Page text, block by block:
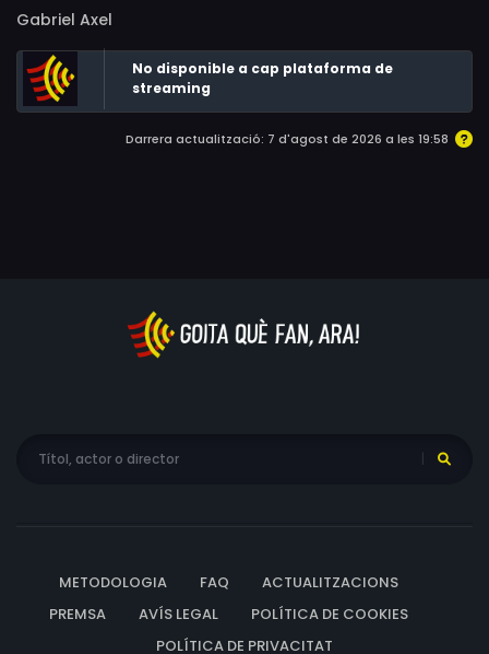
Gabriel Axel
No disponible a cap plataforma de
streaming
Darrera actualització: 7 d'agost de 2026 a les 19:58
METODOLOGIA FAQ
ACTUALITZACIONS
PREMSA
AVÍS LEGAL
POLÍTICA DE COOKIES
POLÍTICA DE PRIVACITAT